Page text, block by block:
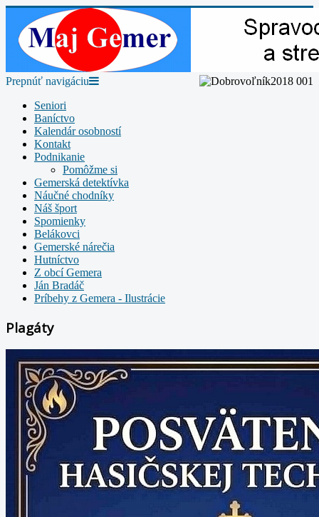
Prepnúť navigáciu
Seniori
Baníctvo
Kalendár osobností
Kontakt
Podnikanie
Pomôžme si
Gemerská detektívka
Náučné chodníky
Náš šport
Spomienky
Belákovci
Gemerské nárečia
Hutníctvo
Z obcí Gemera
Ján Bradáč
Príbehy z Gemera - Ilustrácie
Plagáty